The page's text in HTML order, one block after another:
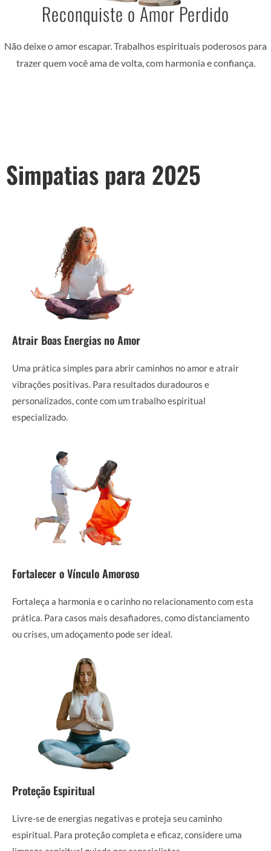
Reconquiste o Amor Perdido
Não deixe o amor escapar. Trabalhos espirituais poderosos para
trazer quem você ama de volta, com harmonia e confiança.
Simpatias para 2025
Atrair Boas Energias no Amor
Uma prática simples para abrir caminhos no amor e atrair
vibrações positivas. Para resultados duradouros e
personalizados, conte com um trabalho espiritual
especializado.
Fortalecer o Vínculo Amoroso
Fortaleça a harmonia e o carinho no relacionamento com esta
prática. Para casos mais desafiadores, como distanciamento
ou crises, um adoçamento pode ser ideal.
Proteção Espiritual
Livre-se de energias negativas e proteja seu caminho
espiritual. Para proteção completa e eficaz, considere uma